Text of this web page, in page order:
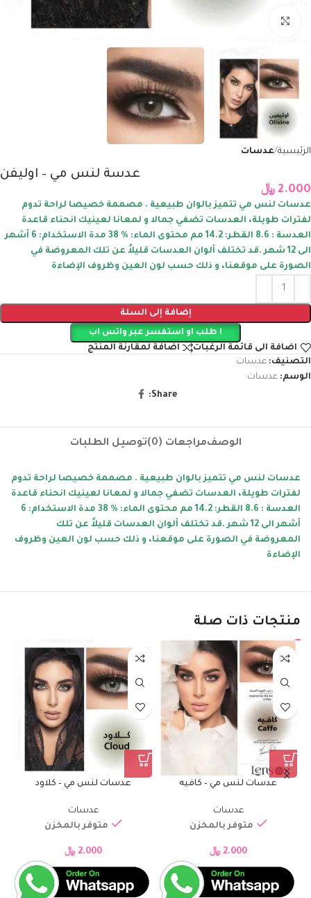
الرئيسية عدسات
عدسة لنس مي – اوليفن
2.000 ﷼
عدسات لنس مي تتميز بالوان طبيعية . مصممة خصيصا لراحة تدوم
لفترات طويلة، العدسات تضفي جمالا و لمعانا لعينيك انحناء قاعدة
العدسة : 8.6 القطر: 14.2 مم محتوى الماء: % 38 مدة الاستخدام: 6 أشهر
الى 12 شهر .قد تختلف ألوان العدسات قليلاً عن تلك المعروضة في
الصورة على موقعنا، و ذلك حسب لون العين وظروف الإضاءة
إضافة إلى السلة
ا طلب او استفسر عبر واتس اب
اضافة الى قائمة الرغبات
اضافة لمقارنة المنتج
التصنيف: عدسات
الوسم: عدسات
Share:
الوصفمراجعات (0) توصيل الطلبات
عدسات لنس مي تتميز بالوان طبيعية . مصممة خصيصا لراحة تدوم
لفترات طويلة، العدسات تضفي جمالا و لمعانا لعينيك انحناء قاعدة
العدسة : 8.6 القطر: 14.2 مم محتوى الماء: % 38 مدة الاستخدام: 6
أشهر الى 12 شهر .قد تختلف ألوان العدسات قليلاً عن تلك
المعروضة في الصورة على موقعنا، و ذلك حسب لون العين وظروف
الإضاءة
منتجات ذات صلة
مي – كافيه
بالمخزن
عدسات لنس مي – كلاود
متوفر بالمخزن
عدسات لنس